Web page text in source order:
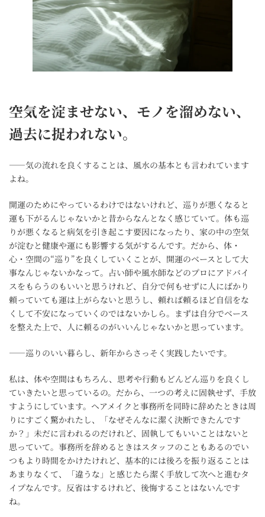
空気を淀ませない、モノを溜めない、
過去に捉われない。
――気の流れを良くすることは、風水の基本とも言われています
よね。
開運のためにやっているわけではないけれど、巡りが悪くなると
運も下がるんじゃないかと昔からなんとなく感じていて。体も巡
りが悪くなると病気を引き起こす要因になったり、家の中の空気
が淀むと健康や運にも影響する気がするんです。だから、体・
心・空間の“巡り”を良くしていくことが、開運のベースとして大
事なんじゃないかなって。占い師や風水師などのプロにアドバイ
スをもらうのもいいと思うけれど、自分で何もせずに人にばかり
頼っていても運は上がらないと思うし、頼れば頼るほど自信をな
くして不安になっていくのではないかしら。まずは自分でベース
を整えた上で、人に頼るのがいいんじゃないかと思っています。
――巡りのいい暮らし、新年からさっそく実践したいです。
私は、体や空間はもちろん、思考や行動もどんどん巡りを良くし
ていきたいと思っているの。だから、一つの考えに固執せず、手放
すようにしています。ヘアメイクと事務所を同時に辞めたときは周
りにすごく驚かれたし、「なぜそんなに潔く決断できたんです
か？」未だに言われるのだけれど、固執してもいいことはないと
思っていて。事務所を辞めるときはスタッフのこともあるのでい
つもより時間をかけたけれど、基本的には後ろを振り返ることは
あまりなくて、「違うな」と感じたら潔く手放して次へと進むタ
イプなんです。反省はするけれど、後悔することはないんです
ね。